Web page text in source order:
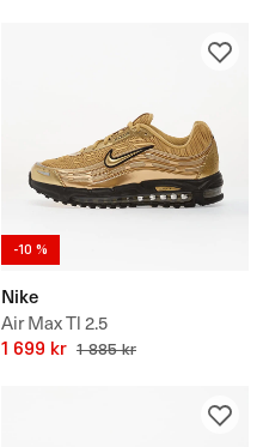
-10 %
Nike
Air Max Tl 2.5
1 699 kr 1 885 kr